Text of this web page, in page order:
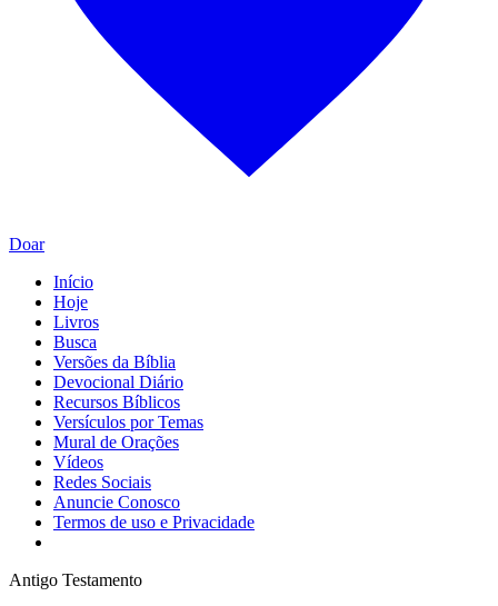
Doar
Início
Hoje
Livros
Busca
Versões da Bíblia
Devocional Diário
Recursos Bíblicos
Versículos por Temas
Mural de Orações
Vídeos
Redes Sociais
Anuncie Conosco
Termos de uso e Privacidade
Antigo Testamento